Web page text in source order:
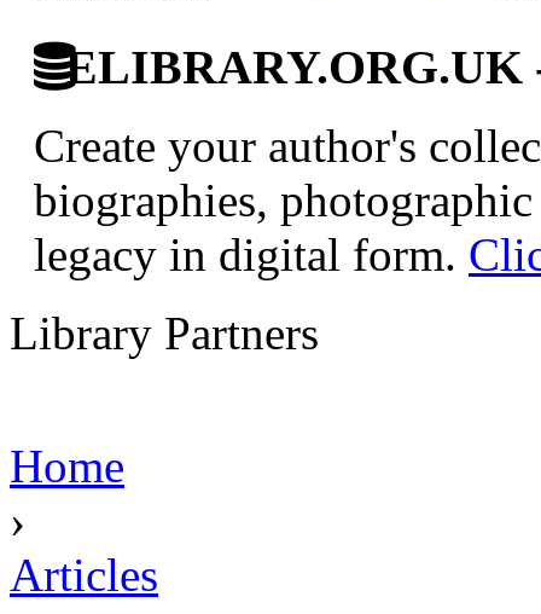
Create your author's
biographies,
legacy in digital form.
Library Partners
Home
›
Articles